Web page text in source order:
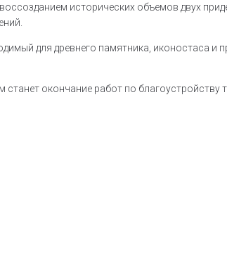
исторических объемов двух
для древнего памятника, иконостаса и
окончание работ по благоустройству